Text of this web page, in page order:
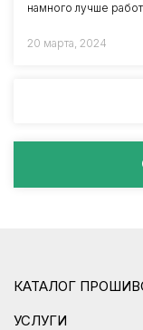
намного лучше
20 марта, 2024
КАТАЛОГ
УСЛУГИ